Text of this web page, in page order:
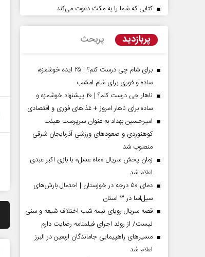
کتابی که شما را به مکث دعوت می‌کند
پربازدید پربحث
برای شام چی درست کنم؟ | ۲۵ ایده خوشمزه،
ساده و فوری برای شام امشب
ناهار چی درست کنم؟ | ۲۰ پیشنهاد خوشمزه و
ساده برای ناهار امروز + غذاهای فوری و اقتصادی
امیرحسین بهداد به عنوان سرپرست هیئت
کوهنوردی و صعودهای ورزشی آذربایجان شرقی
منصوب شد
زمان پخش سریال «ماه عسل» با بازی اکبر عبدی
اعلام شد
دمای ۵۰ درجه در خوزستان | احتمال بارش‌های
سیل‌آسا در ۳ استان
قصه سریال رویای نیمه شب اختلاف شیعه و سنی
نیست/ از روند اجرای فیلمنامه رضایت دارم
مسیر‌های راهپیمایی جاماندگان اربعین در البرز
اعلام شد
صفحات نخست روزنامه ها‌ی‌سه‌شنبه ۶ مردادماه